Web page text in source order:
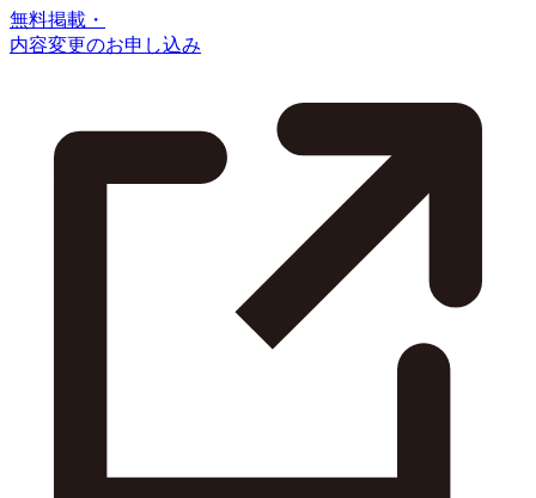
無料掲載・
内容変更のお申し込み